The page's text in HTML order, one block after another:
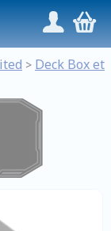
/,
> Deck Box et